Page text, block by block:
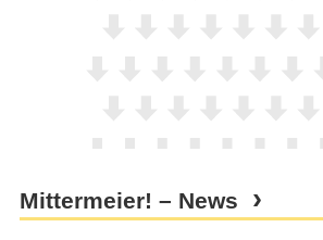
Mittermeier! – News